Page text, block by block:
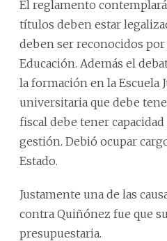
El reglamento
títulos deben estar
deben ser reconocidos
Educación. Además el
la formación en la Escuela
universitaria que debe
fiscal debe tener
gestión. Debió ocupar
Estado.
Justamente una de las
contra Quiñónez fue que
presupuestaria.